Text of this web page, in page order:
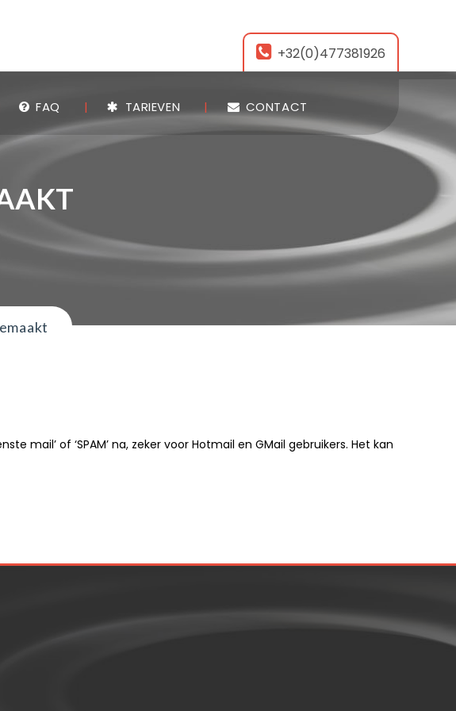
+32(0)477381926
FAQ TARIEVEN CONTACT
mail’ of ‘SPAM’ na, zeker voor Hotmail en GMail gebruikers. Het kan